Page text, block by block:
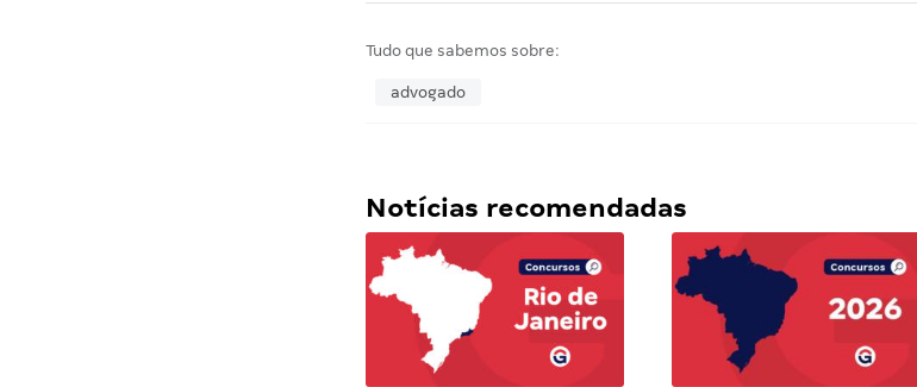
Tudo que sabemos sobre:
advogado
Notícias recomendadas